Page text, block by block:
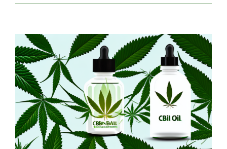
Zeige
grösseres
Bild